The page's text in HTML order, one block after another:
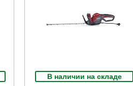
В наличии на складе